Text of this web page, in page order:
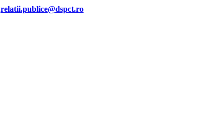
relatii.publice@dspct.ro